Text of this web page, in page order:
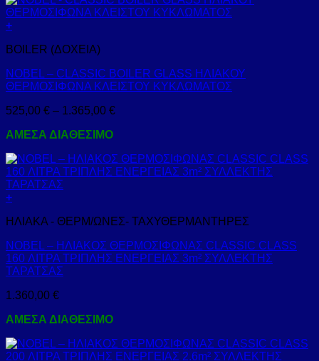
+
το
έχει
πολλαπλές
Οι
μπορούν
να
επιλεγούν
στη
σελίδα
του
προϊόντος
BOILER (ΔΟΧΕΙΑ)
NOBEL – CLASSIC BOILER GLASS ΗΛΙΑΚΟΥ
ΘΕΡΜΟΣΙΦΩΝΑ ΚΛΕΙΣΤΟΥ ΚΥΚΛΩΜΑΤΟΣ
525,00 € – 1.365,00 €Price
1.365,00 €
ΑΜΕΣΑ ΔΙΑΘΕΣΙΜΟ
+
ΗΛΙΑΚΑ - ΘΕΡΜ/ΩΝΕΣ- ΤΑΧΥΘΕΡΜΑΝΤΗΡΕΣ
NOBEL – ΗΛΙΑΚΟΣ ΘΕΡΜΟΣΙΦΩΝΑΣ CLASSIC CLASS
160 ΛΙΤΡΑ ΤΡΙΠΛΗΣ ΕΝΕΡΓΕΙΑΣ 3m² ΣΥΛΛΕΚΤΗΣ
ΤΑΡΑΤΣΑΣ
1.360,00 €
ΑΜΕΣΑ ΔΙΑΘΕΣΙΜΟ